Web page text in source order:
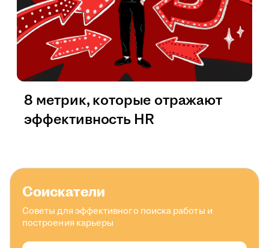
8 метрик, которые отражают
эффективность HR
Соискатели
Советы для эффективного поиска работы и
построения карьеры